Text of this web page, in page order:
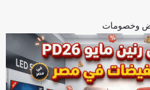
وخصومات